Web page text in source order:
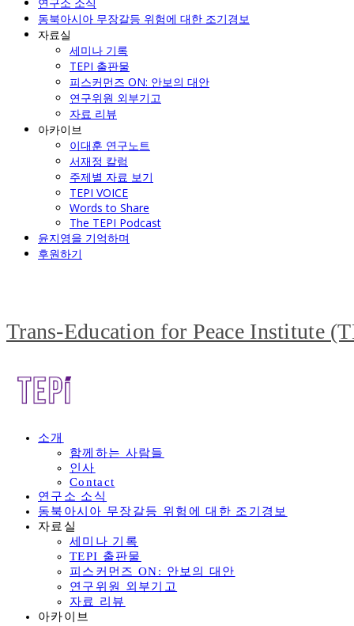
동북아시아 무장갈등 위험에 대한 조기경보
자료실
세미나 기록
TEPI 출판물
피스커먼즈 ON: 안보의 대안
연구위원 외부기고
자료 리뷰
아카이브
이대훈 연구노트
서재정 칼럼
주제별 자료 보기
TEPI VOICE
Words to Share
The TEPI Podcast
윤지영을 기억하며
후원하기
Trans-Education for Peace Institute
소개
함께하는 사람들
인사
Contact
연구소 소식
동북아시아 무장갈등 위험에 대한 조기경보
자료실
세미나 기록
TEPI 출판물
피스커먼즈 ON: 안보의 대안
연구위원 외부기고
자료 리뷰
아카이브